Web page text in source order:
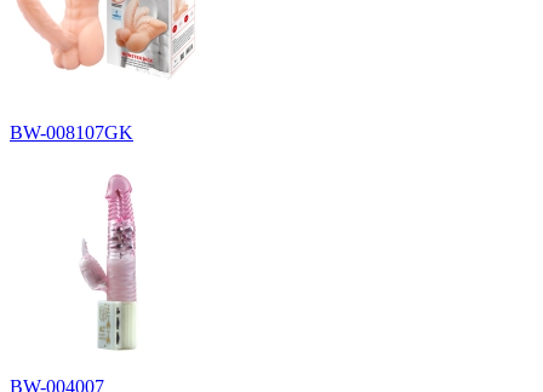
BW-008107GK
BW-004007